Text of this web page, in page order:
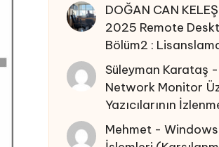
DOĞAN CAN KELEŞ
2025 Remote
Bölüm2 :
Süleyman Karataş -
Network Monitor
Yazıcılarının
Mehmet -Windows